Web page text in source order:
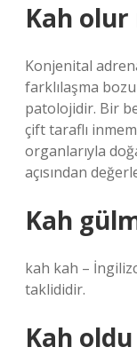
Kah olur
Konjenital
farklılaşma
patolojidir. Bir
çift taraflı
organlarıyla
açısından
Kah
kah kah –
taklididir.
Kah